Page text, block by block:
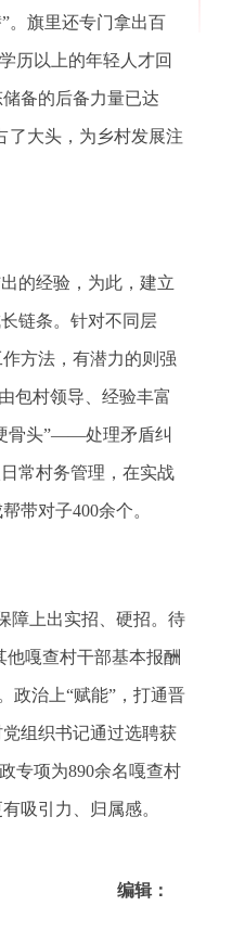
。旗里还专门拿出百
历以上的年轻人才回
备的后备力量已达
了大头，为乡村发展注
的经验，为此，建立
链条。针对不同层
方法，有潜力的则强
包村领导、经验丰富
骨头”——处理矛盾纠
常村务管理，在实战
带对子400余个。
障上出实招、硬招。待
他嘎查村干部基本报酬
政治上“赋能”，打通晋
组织书记通过选聘获
专项为890余名嘎查村
吸引力、归属感。
编辑：